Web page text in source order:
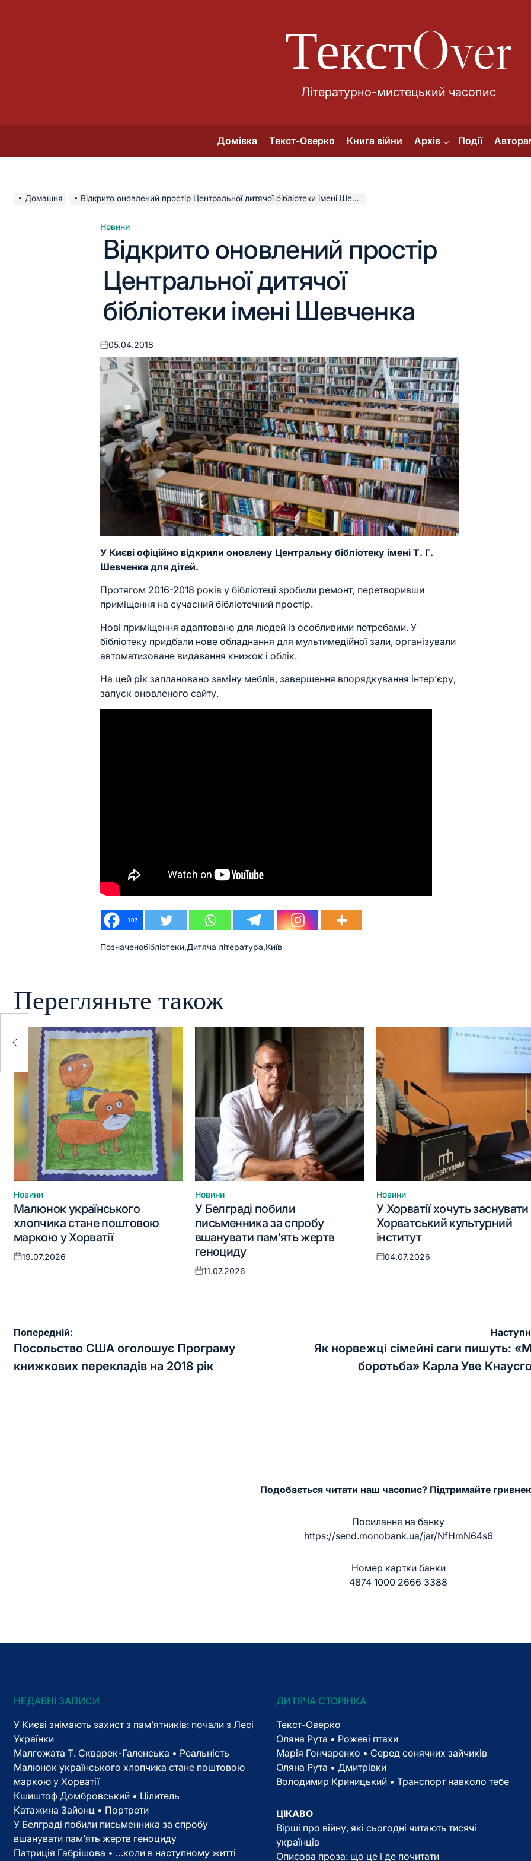
ТекстOver
Літературно-мистецький часопис
Домівка Текст-Оверко Книга війни Архів Події
Домашня Відкрито оновлений простір Центральної дитячої бібліотеки імені Шевченка
Опублікувати
Новини
Відкрито оновлений простір
Центральної дитячої
бібліотеки імені Шевченка
Оприлюднено
05.04.2018
У Києві офіційно відкрили оновлену Центральну бібліотеку імені Т. Г.
Шевченка для дітей.
Протягом 2016-2018 років у бібліотеці зробили ремонт, перетворивши
приміщення на сучасний бібліотечний простір.
Нові приміщення адаптовано для людей із особливими потребами. У
бібліотеку придбали нове обладнання для мультимедійної зали, організували
автоматизоване видавання книжок і облік.
На цей рік заплановано заміну меблів, завершення впорядкування інтер’єру,
запуск оновленого сайту.
107
Позначенобібліотеки,Дитяча література,Київ
Перегляньте також
Опублікувати
у
Новини
Малюнок українського
хлопчика стане поштовою
маркою у Хорватії
Оприлюднено
19.07.2026
Опублікувати
у
Новини
У Белграді побили
письменника за спробу
вшанувати пам’ять жертв
геноциду
Оприлюднено
11.07.2026
Опублікувати
у
Новини
У Хорватії хочуть заснувати
Хорватський культурний
інститут
Оприлюднено
04.07.2026
Навігація
записів
Попередній:
Посольство США оголошує Програму
книжкових перекладів на 2018 рік
Як норвежці сімейні саги пишуть:
боротьба» Карла Уве
Подобається читати наш часопис? Підтримайте
Посилання на банку
https://send.monobank.ua/jar/NfHmN64s6
Номер картки банки
4874 1000 2666 3388
НЕДАВНІ ЗАПИСИ
У Києві знімають захист з пам’ятників: почали з Лесі
Українки
Малгожата Т. Скварек-Галенська • Реальність
Малюнок українського хлопчика стане поштовою
маркою у Хорватії
Кшиштоф Домбровський • Цілитель
Катажина Зайонц • Портрети
У Белграді побили письменника за спробу
вшанувати пам’ять жертв геноциду
Патриція Габрішова • …коли в наступному житті
ДИТЯЧА СТОРІНКА
Текст-Оверко
Оляна Рута • Рожеві птахи
Марія Гончаренко • Серед сонячних зайчиків
Оляна Рута • Дмитрівки
Володимир Криницький • Транспорт навколо тебе
ЦІКАВО
Вірші про війну, які сьогодні читають тисячі
українців
Описова проза: що це і де почитати